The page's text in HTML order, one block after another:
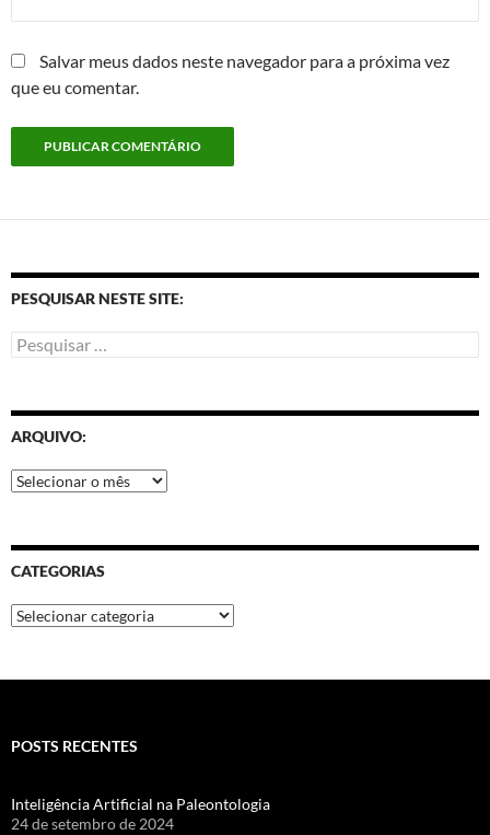
Salvar meus dados neste navegador para a próxima vez
que eu comentar.
PESQUISAR NESTE SITE:
ARQUIVO:
CATEGORIAS
POSTS RECENTES
Inteligência Artificial na Paleontologia
24 de setembro de 2024